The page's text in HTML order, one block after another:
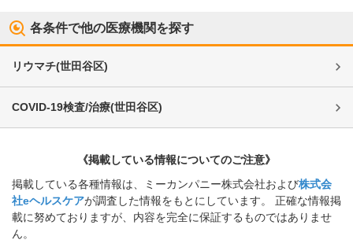
各条件で他の医療機関を探す
リウマチ(世田谷区)
COVID-19検査/治療(世田谷区)
《掲載している情報についてのご注意》
掲載している各種情報は、ミーカンパニー株式会社および株式会
社eヘルスケアが調査した情報をもとにしています。 正確な情報掲
載に努めておりますが、内容を完全に保証するものではありませ
ん。